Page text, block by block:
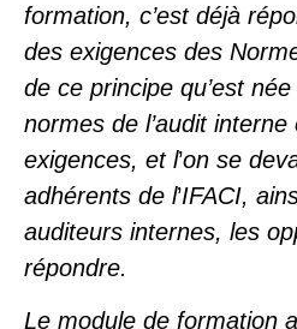
formation, c’est déjà
des exigences des
de ce principe qu’est
normes de l’audit
exigences, et l’on se
adhérents de l’IFACI,
auditeurs internes, les
répondre.
Le module de formation